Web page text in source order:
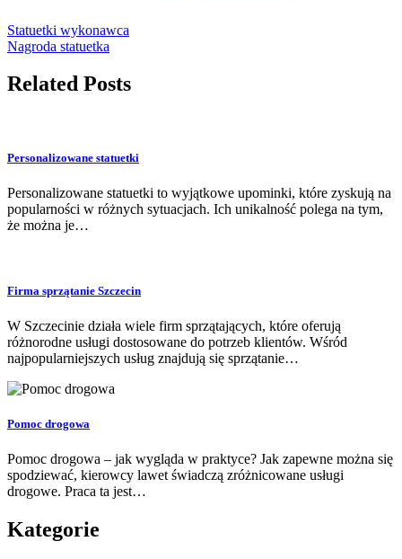
Statuetki wykonawca
Nagroda statuetka
Related Posts
Personalizowane statuetki
Personalizowane statuetki to wyjątkowe upominki, które zyskują na
popularności w różnych sytuacjach. Ich unikalność polega na tym,
że można je…
Firma sprzątanie Szczecin
W Szczecinie działa wiele firm sprzątających, które oferują
różnorodne usługi dostosowane do potrzeb klientów. Wśród
najpopularniejszych usług znajdują się sprzątanie…
Pomoc drogowa
Pomoc drogowa – jak wygląda w praktyce? Jak zapewne można się
spodziewać, kierowcy lawet świadczą zróżnicowane usługi
drogowe. Praca ta jest…
Kategorie